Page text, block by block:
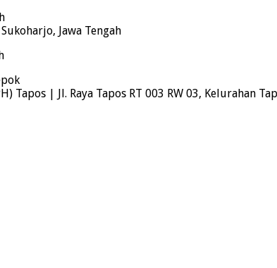
Jawa Tengah
Tapos | Jl. Raya Tapos RT 003 RW 03, Kelurahan